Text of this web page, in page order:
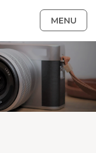
MENU